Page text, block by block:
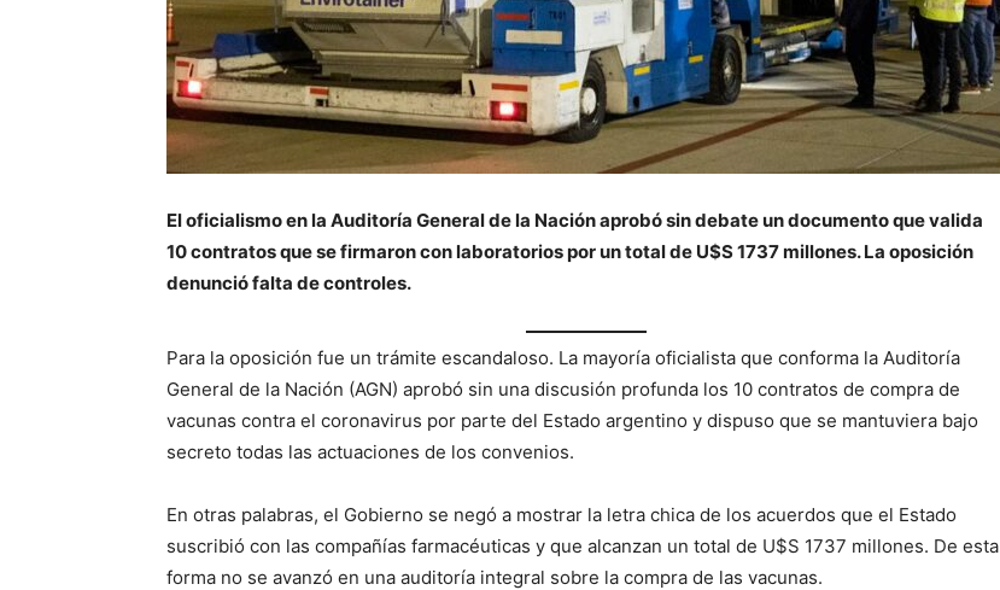
El oficialismo en la Auditoría General de la Nación aprobó sin debate un documento que valida
10 contratos que se firmaron con laboratorios por un total de U$S 1737 millones. La oposición
denunció falta de controles.
Para la oposición fue un trámite escandaloso. La mayoría oficialista que conforma la Auditoría
General de la Nación (AGN) aprobó sin una discusión profunda los 10 contratos de compra de
vacunas contra el coronavirus por parte del Estado argentino y dispuso que se mantuviera bajo
secreto todas las actuaciones de los convenios.
En otras palabras, el Gobierno se negó a mostrar la letra chica de los acuerdos que el Estado
suscribió con las compañías farmacéuticas y que alcanzan un total de U$S 1737 millones. De esta
forma no se avanzó en una auditoría integral sobre la compra de las vacunas.